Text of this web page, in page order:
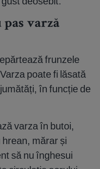
varză
frunzele
poate fi lăsată
în funcție de
varza în butoi,
mărar și
să nu înghesui